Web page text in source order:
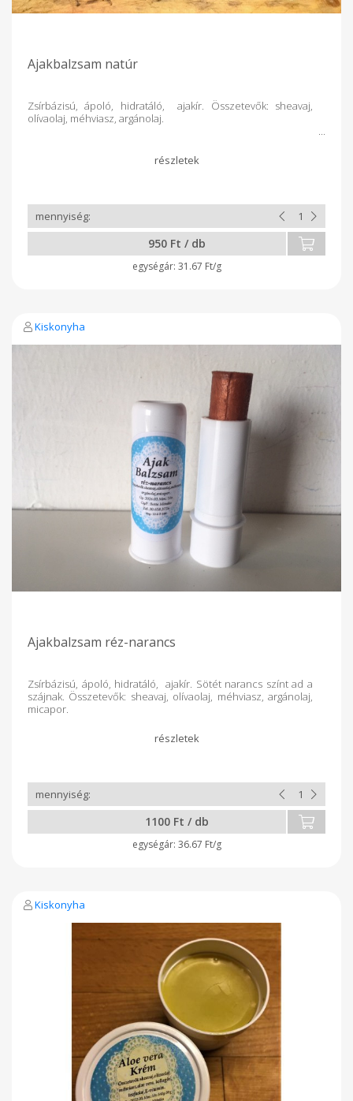
Ajakbalzsam natúr
Zsírbázisú, ápoló, hidratáló, ajakír. Összetevők: sheavaj,
olívaolaj, méhviasz, argánolaj.
950 Ft / db
31.67 Ft/g
Kiskonyha
Ajakbalzsam réz-narancs
Zsírbázisú, ápoló, hidratáló, ajakír. Sötét narancs színt ad a
szájnak. Összetevők: sheavaj, olívaolaj, méhviasz, argánolaj,
micapor.
1100 Ft / db
36.67 Ft/g
Kiskonyha